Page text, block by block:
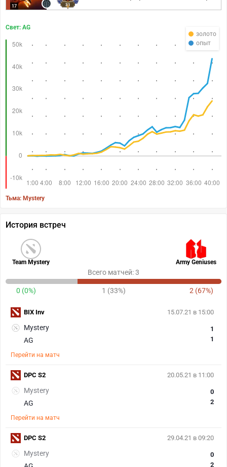
17 31
золото
опыт
Свет: AG
Тьма: Mystery
История встреч
Team Mystery Army Geniuses
Всего матчей: 3
0 (0%) 1 (33%) 2 (67%)
15.07.21 в 15:00
Mystery
AG
1
1
Перейти на матч
BIX Inv
20.05.21 в 11:00
Mystery
AG
0
2
Перейти на матч
DPC S2
29.04.21 в 09:20
Mystery
0
2
DPC S2